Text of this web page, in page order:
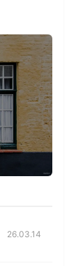
26.03.14